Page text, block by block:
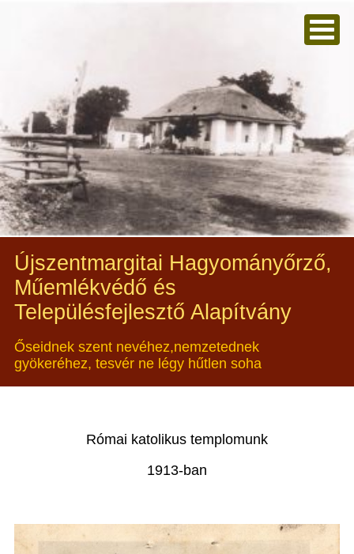
Újszentmargitai Hagyományőrző,
Műemlékvédő és
Településfejlesztő Alapítvány
Őseidnek szent nevéhez,nemzetednek
gyökeréhez, tesvér ne légy hűtlen soha
Római katolikus templomunk
1913-ban